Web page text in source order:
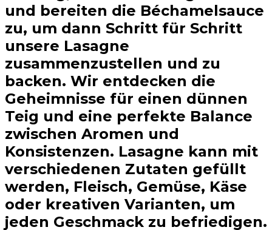
und bereiten die Béchamelsauce
zu, um dann Schritt für Schritt
unsere Lasagne
zusammenzustellen und zu
backen. Wir entdecken die
Geheimnisse für einen dünnen
Teig und eine perfekte Balance
zwischen Aromen und
Konsistenzen. Lasagne kann mit
verschiedenen Zutaten gefüllt
werden, Fleisch, Gemüse, Käse
oder kreativen Varianten, um
jeden Geschmack zu befriedigen.